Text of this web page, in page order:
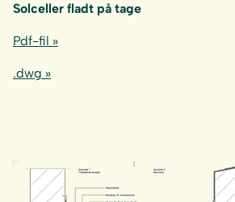
Solceller fladt på tage
Pdf-fil »
.dwg »